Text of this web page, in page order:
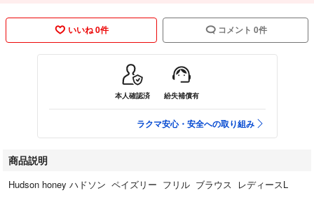
いいね 0件 コメント 0件
本人確認済 紛失補償有
ラクマ安心・安全への取り組み
商品説明
Hudson honey ハドソン ペイズリー フリル ブラウス レディースL